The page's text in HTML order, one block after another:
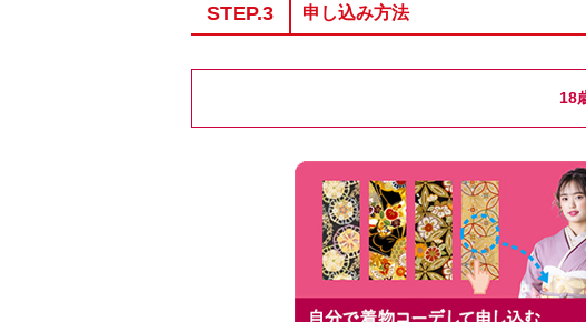
STEP.3 申し込み方法
18